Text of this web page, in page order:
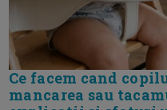
Ce facem cand
mancarea sau